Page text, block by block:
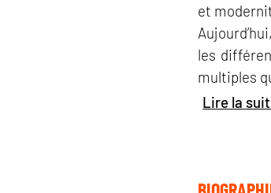
et
les
multiples
Lire la